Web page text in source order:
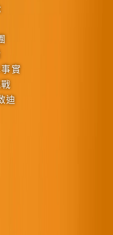
實
迪